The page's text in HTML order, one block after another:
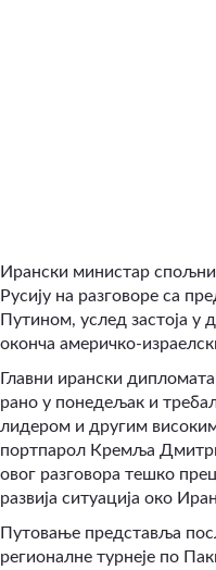
Ирански министар
Русију на разговоре са
Путином, услед застоја
оконча америчко-
Главни ирански
рано у понедељак и
лидером и другим
портпарол Кремља
овог разговора тешко
развија ситуација око
Путовање представља
регионалне турнеје по